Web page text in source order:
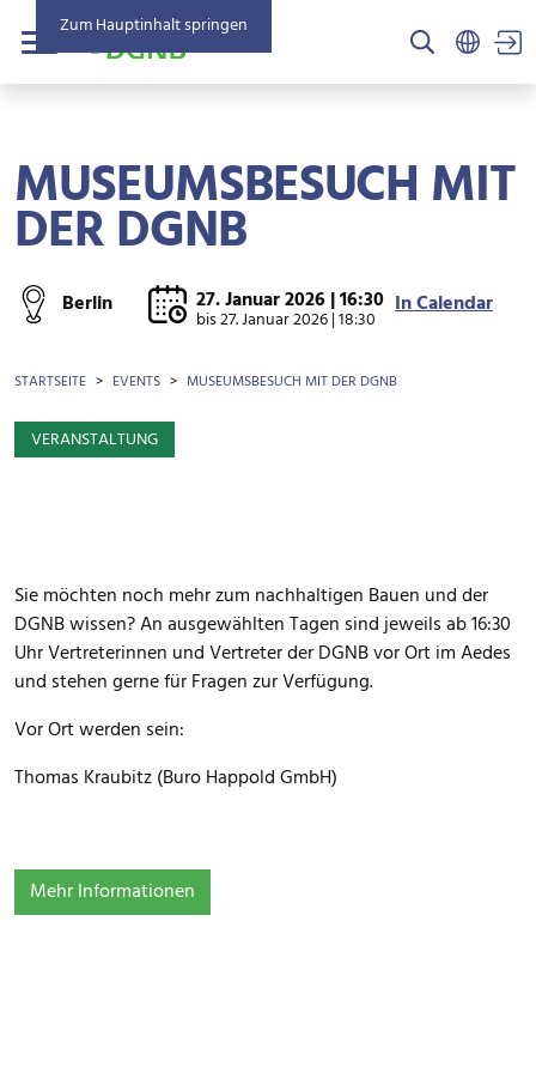
Zum Hauptinhalt springen
Menü
MUSEUMSBESUCH MIT
DER DGNB
Berlin 27. Januar 2026 | 16:30
bis27. Januar 2026 | 18:30 In Calendar
BROTKRÜMEL
STARTSEITE EVENTS MUSEUMSBESUCH MIT DER DGNB
VERANSTALTUNG
Sie möchten noch mehr zum nachhaltigen Bauen und der
DGNB wissen? An ausgewählten Tagen sind jeweils ab 16:30
Uhr Vertreterinnen und Vertreter der DGNB vor Ort im Aedes
und stehen gerne für Fragen zur Verfügung.
Vor Ort werden sein:
Thomas Kraubitz (Buro Happold GmbH)
Mehr Informationen